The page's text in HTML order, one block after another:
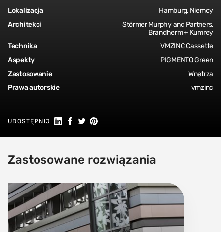
Lokalizacja
Hamburg, Niemcy
Architekci
Störmer Murphy and Partners,
Brandherm + Kumrey
Technika
VMZINC Cassette
Aspekty
PIGMENTO Green
Zastosowanie
Wnętrza
Prawa autorskie
vmzinc
UDOSTĘPNIJ Udostępnij na Linkedin
Udostępnij na Facebook
Udostępnij na Twitter
Udostępnij na Pinterest
Zastosowane rozwiązania